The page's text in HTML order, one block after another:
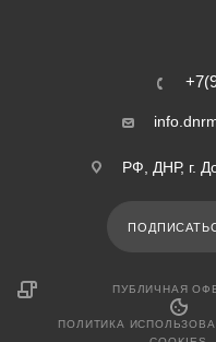
РФ, ДНР, г.
ПУБЛИЧНАЯ
ПОЛИТИКА